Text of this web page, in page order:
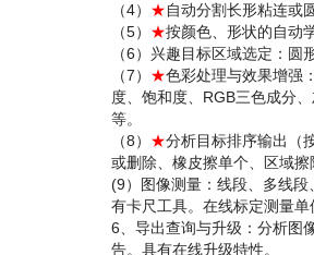
（4） ★自动分割长形粘连或
（5） ★按颜色、形状的自动
（6）兴趣目标区域选定：
（7） ★色彩处理与效果增强
度、饱和度、RGB三色成分
等。
（8） ★分析目标排序输出（
或删除、橡皮擦单个、区域
(9）图像测量：线段、多线
有卡尺工具。在线标定测量
6、导出查询与升级：分析图
告。具有在线升级特性。